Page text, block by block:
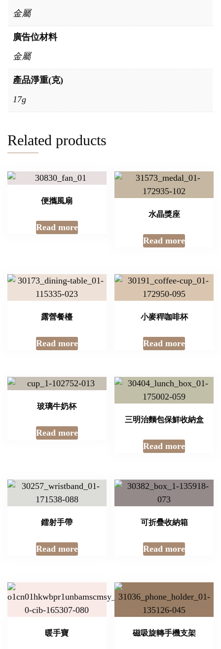
金屬
廣告位材料
金屬
產品淨重(克)
17g
Related products
便攜風扇
Read more
水晶獎座
Read more
露營餐檯
Read more
小麥稈咖啡杯
Read more
玻璃牛奶杯
Read more
三明治麵包保鮮收納盒
Read more
鐳射手帶
Read more
可折疊收納箱
Read more
暖手寶 磁吸旋轉手機支架